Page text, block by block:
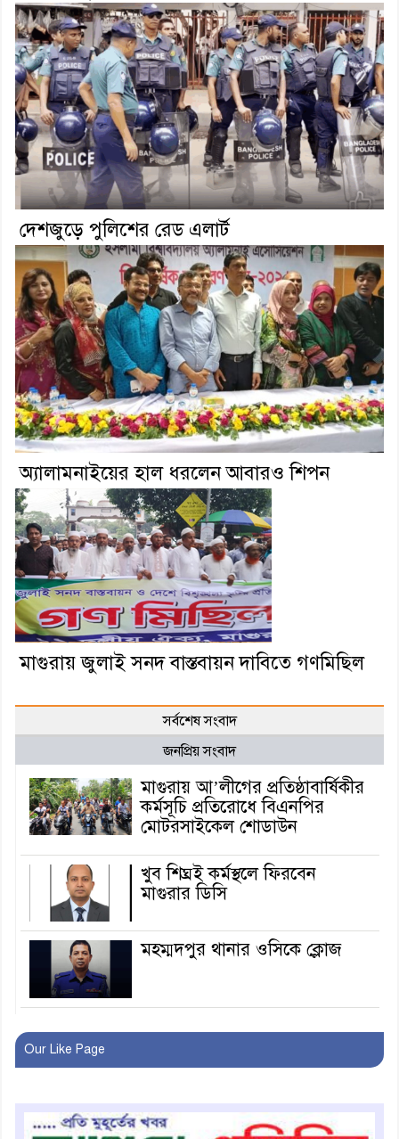
দেশজুড়ে পুলিশের রেড এলার্ট
অ্যালামনাইয়ের হাল ধরলেন আবারও শিপন
মাগুরায় জুলাই সনদ বাস্তবায়ন দাবিতে গণমিছিল
সর্বশেষ সংবাদ
জনপ্রিয় সংবাদ
মাগুরায় আ’লীগের প্রতিষ্ঠাবার্ষিকীর
কর্মসূচি প্রতিরোধে বিএনপির
মোটরসাইকেল শোডাউন
খুব শিঘ্রই কর্মস্থলে ফিরবেন
মাগুরার ডিসি
মহম্মদপুর থানার ওসিকে ক্লোজ
কোলে
শ্রীপুরে শ্লীলতাহানির অভিযোগে
বিক্ষোভ-সিসি ক্যামেরা ফুটেজ
Our Like Page